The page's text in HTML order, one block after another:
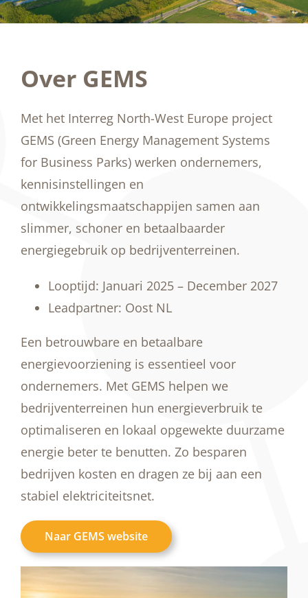
Over GEMS
Met het Interreg North-West Europe project
GEMS (Green Energy Management Systems
for Business Parks) werken ondernemers,
kennisinstellingen en
ontwikkelingsmaatschappijen samen aan
slimmer, schoner en betaalbaarder
energiegebruik op bedrijventerreinen.
Looptijd: Januari 2025 – December 2027
Leadpartner: Oost NL
Een betrouwbare en betaalbare
energievoorziening is essentieel voor
ondernemers. Met GEMS helpen we
bedrijventerreinen hun energieverbruik te
optimaliseren en lokaal opgewekte duurzame
energie beter te benutten. Zo besparen
bedrijven kosten en dragen ze bij aan een
stabiel elektriciteitsnet.
Naar GEMS website